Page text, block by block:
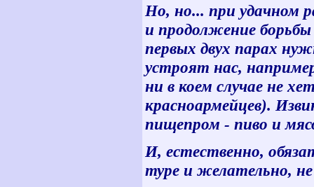
Но, но... при удачном
и продолжение
первых двух парах
устроят нас,
ни в коем случае не
красноармейцев).
пищепром - пиво и
И, естественно,
туре и желательно,